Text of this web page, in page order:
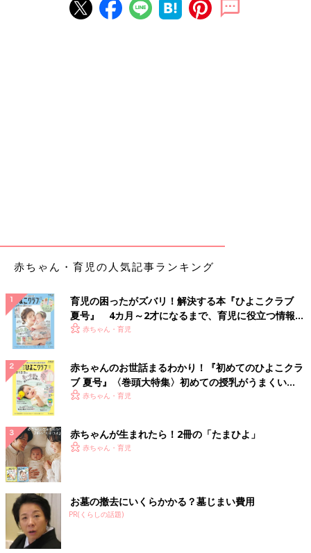
赤ちゃん・育児の人気記事ランキング
育児の困ったがズバリ！解決する本『ひよこクラブ
夏号』 4カ月～2才になるまで、育児に役立つ情報が
いっぱい！
赤ちゃん・育児
赤ちゃんのお世話まるわかり！『初めてのひよこクラ
ブ 夏号』〈巻頭大特集〉初めての授乳がうまくい
く！ おっぱい・ミルクの基本と夏のトラブル 解決テ
赤ちゃん・育児
赤ちゃんが生まれたら！2冊の「たまひよ」
赤ちゃん・育児
お墓の撤去にいくらかかる？墓じまい費用
PR(くらしの話題)